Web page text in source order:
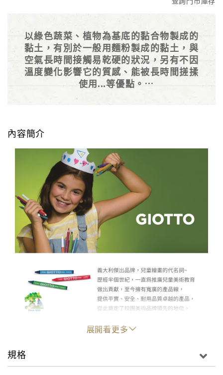
以綠色蔬菜、植物為基底的黏合物製成的
黏土，有別於一般用麵粉製成的黏土，與
空氣長時間接觸易乾硬的狀況，另有不因
溫度變化影響它的質感、能被長時間搓揉
使用...等優點。
有淡淡的肥皂清香，能舒服的創作。
內容簡介
展開看更多
規格